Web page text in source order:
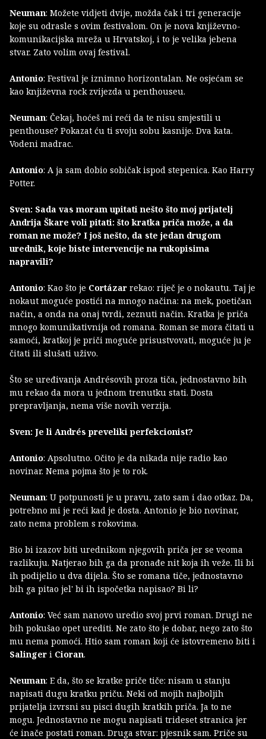
Neuman: Možete vidjeti dvije, možda čak i tri generacije
koje su odrasle s ovim festivalom. On je nova književno-
komunikacijska mreža u Hrvatskoj, i to je velika jebena
stvar. Zato volim ovaj festival.
Antonio: Festival je iznimno horizontalan. Ne osjećam se
kao književna rock zvijezda u penthouseu.
Neuman: Čekaj, hoćeš mi reći da te nisu smjestili u
penthouse? Pokazat ću ti svoju sobu kasnije. Dva kata.
Vodeni madrac.
Antonio: A ja sam dobio sobičak ispod stepenica. Kao Harry
Potter.
Sven: Sada vas moram upitati nešto što moj prijatelj
Andrija Škare voli pitati: što kratka priča može, a da
roman ne može? I još nešto, da ste jedan drugom
urednik, koje biste intervencije na rukopisima
napravili?
Antonio: Kao što je Cortázar rekao: riječ je o nokautu. Taj je
nokaut moguće postići na mnogo načina: na mek, poetičan
način, a onda na onaj tvrdi, zeznuti način. Kratka je priča
mnogo komunikativnija od romana. Roman se mora čitati u
samoći, kratkoj je priči moguće prisustvovati, moguće ju je
čitati ili slušati uživo.
Što se uređivanja Andrésovih proza tiča, jednostavno bih
mu rekao da mora u jednom trenutku stati. Dosta
prepravljanja, nema više novih verzija.
Sven: Je li Andrés preveliki perfekcionist?
Antonio: Apsolutno. Očito je da nikada nije radio kao
novinar. Nema pojma što je to rok.
Neuman: U potpunosti je u pravu, zato sam i dao otkaz. Da,
potrebno mi je reći kad je dosta. Antonio je bio novinar,
zato nema problem s rokovima.
Bio bi izazov biti urednikom njegovih priča jer se veoma
razlikuju. Natjerao bih ga da pronađe nit koja ih veže. Ili bi
ih podijelio u dva dijela. Što se romana tiče, jednostavno
bih ga pitao jel' bi ih ispočetka napisao? Bi li?
Antonio: Već sam nanovo uredio svoj prvi roman. Drugi ne
bih pokušao opet urediti. Ne zato što je dobar, nego zato što
mu nema pomoći. Htio sam roman koji će istovremeno biti i
Salinger i Cioran.
Neuman: E da, što se kratke priče tiče: nisam u stanju
napisati dugu kratku priču. Neki od mojih najboljih
prijatelja izvrsni su pisci dugih kratkih priča. Ja to ne
mogu. Jednostavno ne mogu napisati trideset stranica jer
će inače postati roman. Druga stvar: pjesnik sam. Priče su